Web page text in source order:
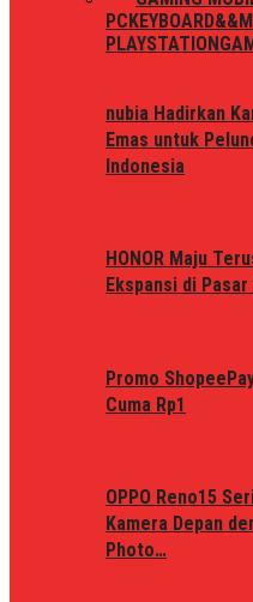
PC
PLAYSTATION
nubia Hadirkan
Emas untuk
Indonesia
HONOR Maju
Ekspansi di
Promo
Cuma Rp1
OPPO Reno15
Kamera Depan
Photo…